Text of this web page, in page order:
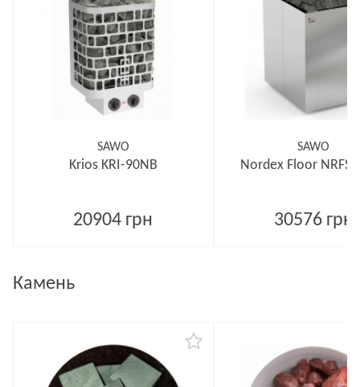
SAWO
Krios KRI-90NB
20904 грн
SAWO
Nordex Floor NRFS-
30576 грн
Камень